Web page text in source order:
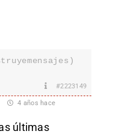
#2223149
4 años hace
últimas